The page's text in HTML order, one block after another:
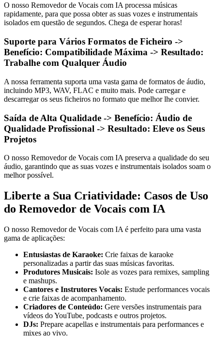
O nosso Removedor de Vocais com IA processa músicas
rapidamente, para que possa obter as suas vozes e instrumentais
isolados em questão de segundos. Chega de esperar horas!
Suporte para Vários Formatos de Ficheiro ->
Benefício: Compatibilidade Máxima -> Resultado:
Trabalhe com Qualquer Áudio
A nossa ferramenta suporta uma vasta gama de formatos de áudio,
incluindo MP3, WAV, FLAC e muito mais. Pode carregar e
descarregar os seus ficheiros no formato que melhor lhe convier.
Saída de Alta Qualidade -> Benefício: Áudio de
Qualidade Profissional -> Resultado: Eleve os Seus
Projetos
O nosso Removedor de Vocais com IA preserva a qualidade do seu
áudio, garantindo que as suas vozes e instrumentais isolados soam o
melhor possível.
Liberte a Sua Criatividade: Casos de Uso
do Removedor de Vocais com IA
O nosso Removedor de Vocais com IA é perfeito para uma vasta
gama de aplicações:
Entusiastas de Karaoke: Crie faixas de karaoke
personalizadas a partir das suas músicas favoritas.
Produtores Musicais: Isole as vozes para remixes, sampling
e mashups.
Cantores e Instrutores Vocais: Estude performances vocais
e crie faixas de acompanhamento.
Criadores de Conteúdo: Gere versões instrumentais para
vídeos do YouTube, podcasts e outros projetos.
DJs: Prepare acapellas e instrumentais para performances e
mixes ao vivo.